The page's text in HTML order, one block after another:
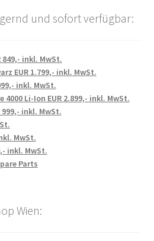
und sofort verfügbar:
849,- inkl. MwSt.
EUR 1.799,- inkl. MwSt.
inkl. MwSt.
Li-Ion EUR 2.899,- inkl. MwSt.
999,- inkl. MwSt.
MwSt.
inkl. MwSt.
Parts
Wien: